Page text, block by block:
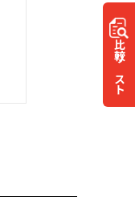
比較
リスト